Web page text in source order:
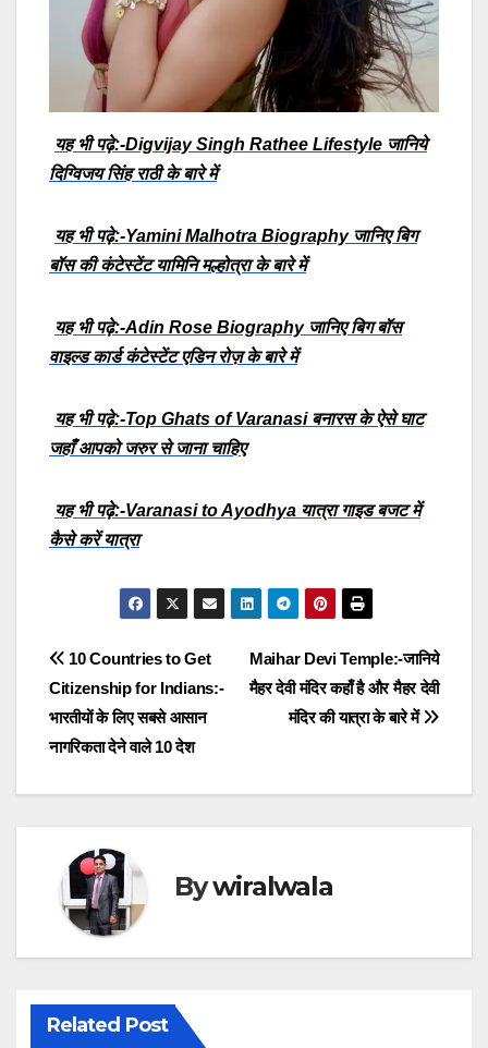
यह भी पढ़े:-Digvijay Singh Rathee Lifestyle जानिये
दिग्विजय सिंह राठी के बारे में
यह भी पढ़े:-Yamini Malhotra Biography जानिए बिग
बॉस की कंटेस्टेंट यामिनि मल्होत्रा के बारे में
यह भी पढ़े:-Adin Rose Biography जानिए बिग बॉस
वाइल्ड कार्ड कंटेस्टेंट एडिन रोज़ के बारे में
यह भी पढ़े:-Top Ghats of Varanasi बनारस के ऐसे घाट
जहाँ आपको जरुर से जाना चाहिए
यह भी पढ़े:-Varanasi to Ayodhya यात्रा गाइड बजट में
कैसे करें यात्रा
Post
navigation
Maihar Devi Temple:-जानिये
मैहर देवी मंदिर कहाँ है और मैहर देवी
मंदिर की यात्रा के बारे में
10 Countries to Get
Citizenship for Indians:-
भारतीयों के लिए सबसे आसान
नागरिकता देने वाले 10 देश
Bywiralwala
Related Post